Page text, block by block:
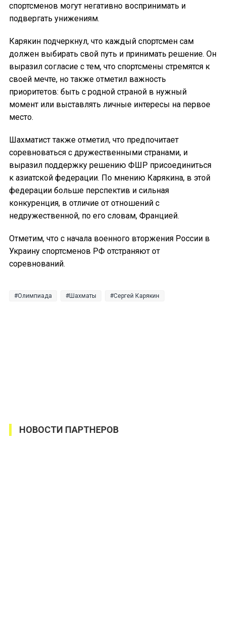
спортсменов могут негативно воспринимать и
подвергать унижениям.
Карякин подчеркнул, что каждый спортсмен сам
должен выбирать свой путь и принимать решение. Он
выразил согласие с тем, что спортсмены стремятся к
своей мечте, но также отметил важность
приоритетов: быть с родной страной в нужный
момент или выставлять личные интересы на первое
место.
Шахматист также отметил, что предпочитает
соревноваться с дружественными странами, и
выразил поддержку решению ФШР присоединиться
к азиатской федерации. По мнению Карякина, в этой
федерации больше перспектив и сильная
конкуренция, в отличие от отношений с
недружественной, по его словам, Францией.
Отметим, что с начала военного вторжения России в
Украину спортсменов РФ отстраняют от
соревнований.
Олимпиада Шахматы Сергей Карякин
НОВОСТИ ПАРТНЕРОВ